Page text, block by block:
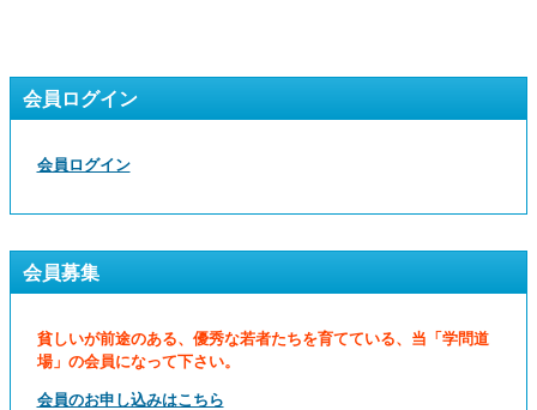
会員ログイン
会員ログイン
会員募集
貧しいが前途のある、優秀な若者たちを育てている、当「学問道
場」の会員になって下さい。
会員のお申し込みはこちら